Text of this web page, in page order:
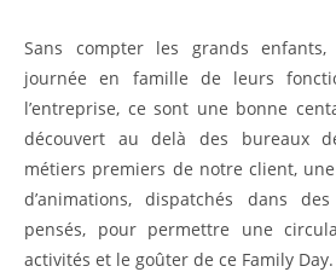
Sans compter les grands
journée en famille de leurs
l’entreprise, ce sont une bonne
découvert au delà des bureaux
métiers premiers de notre client,
d’animations, dispatchés dans
pensés, pour permettre une
activités et le goûter de ce Family Day.